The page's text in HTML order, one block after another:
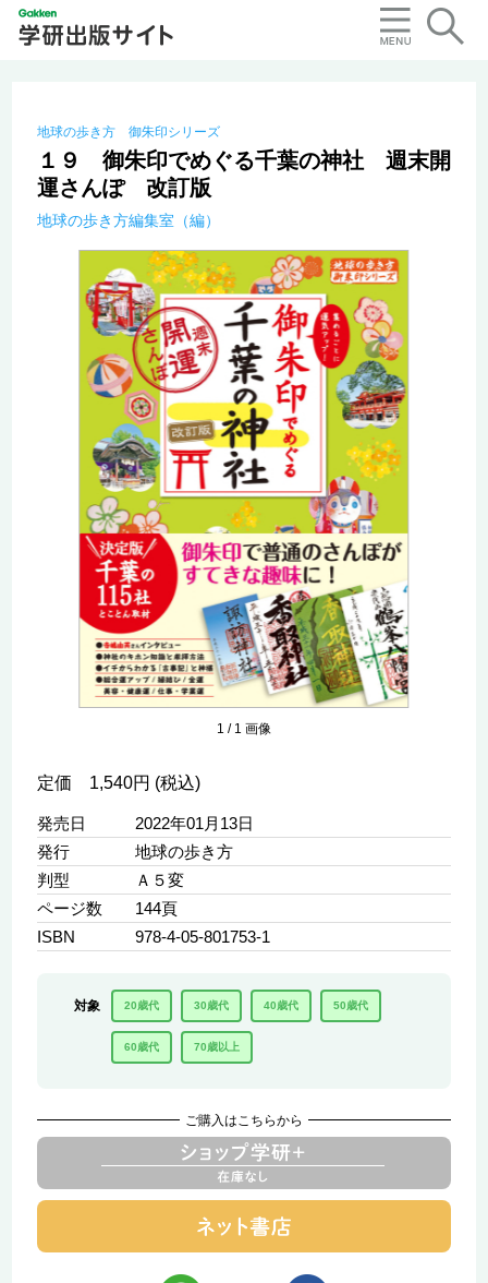
地球の歩き方 御朱印シリーズ
１９ 御朱印でめぐる千葉の神社 週末開
運さんぽ 改訂版
地球の歩き方編集室（編）
1 / 1 画像
定価 1,540円 (税込)
発売日
2022年01月13日
発行
地球の歩き方
判型
Ａ５変
ページ数
144頁
ISBN
978-4-05-801753-1
対象 20歳代 30歳代 40歳代 50歳代
60歳代 70歳以上
ご購入はこちらから